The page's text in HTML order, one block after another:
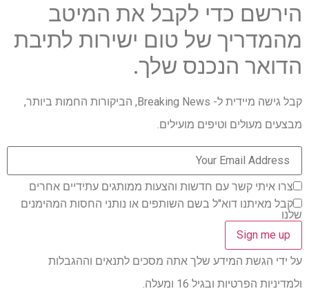
הירשם כדי לקבל את המיטב
מהמדריך של טום ישירות לתיבת
הדואר הנכנס שלך.
קבל גישה מיידית ל- Breaking News, הביקורות החמות ביותר,
מבצעים מעולים וטיפים מועילים.
צרו איתי קשר עם חדשות והצעות ממותגים עתידיים אחרים
קבל מאיתנו דוא"ל בשם השותפים או נותני החסות המהימנים
שלנו
על ידי הגשת המידע שלך אתה מסכים לתנאים וההגבלות
ולמדיניות הפרטיות ובגיל 16 ומעלה.